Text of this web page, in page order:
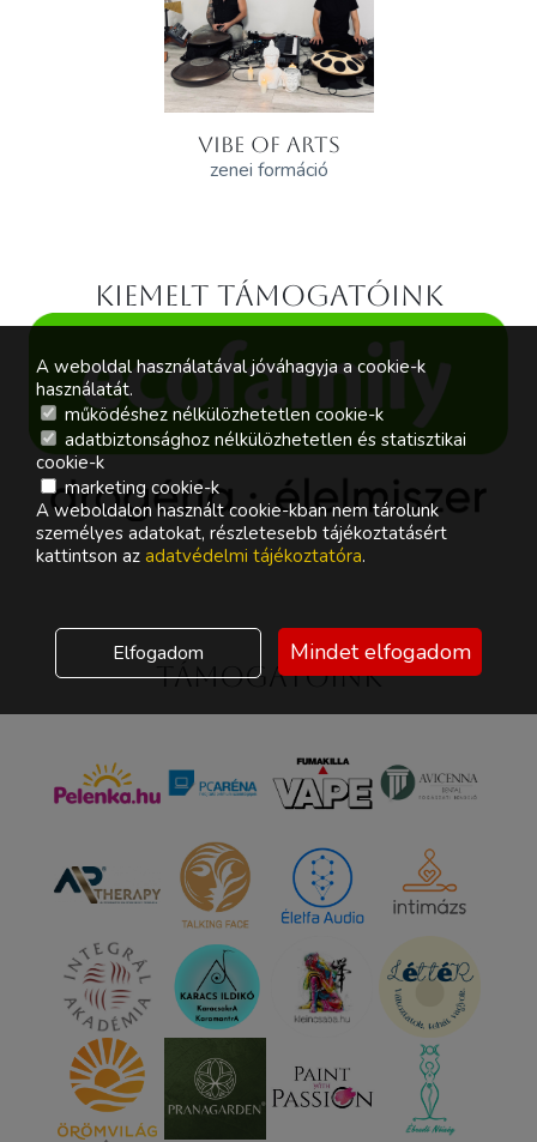
VIBE OF ARTS
zenei formáció
Kiemelt támogatóink
Támogatóink
A weboldal használatával jóváhagyja a cookie-k
használatát.
működéshez nélkülözhetetlen cookie-k
adatbiztonsághoz nélkülözhetetlen és statisztikai
cookie-k
marketing cookie-k
A weboldalon használt cookie-kban nem tárolunk
személyes adatokat, részletesebb tájékoztatásért
kattintson az adatvédelmi tájékoztatóra.
Elfogadom Mindet elfogadom